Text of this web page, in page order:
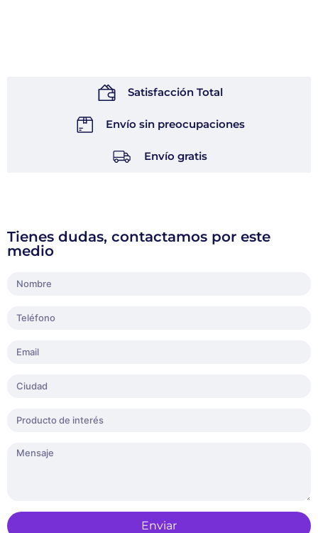
Satisfacción Total
Envío sin preocupaciones
Envío gratis
Tienes dudas, contactamos por este
medio
Enviar